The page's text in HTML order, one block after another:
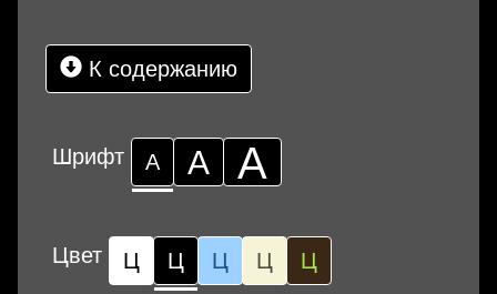
К содержанию
Шрифт А А А
Цвет Ц Ц Ц Ц Ц